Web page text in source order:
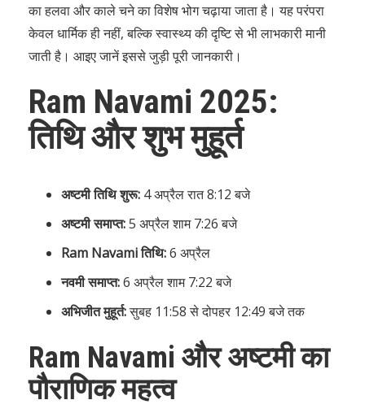
का हलवा और काले चने का विशेष भोग चढ़ाया जाता है। यह परंपरा
केवल धार्मिक ही नहीं, बल्कि स्वास्थ्य की दृष्टि से भी लाभकारी मानी
जाती है। आइए जानें इससे जुड़ी पूरी जानकारी।
Ram Navami 2025:
तिथि और शुभ मुहूर्त
अष्टमी तिथि शुरू: 4 अप्रैल रात 8:12 बजे
अष्टमी समाप्त:5 अप्रैल शाम 7:26 बजे
Ram Navami तिथि:6 अप्रैल
नवमी समाप्त:6 अप्रैल शाम 7:22 बजे
अभिजीत मुहूर्त:सुबह 11:58 से दोपहर 12:49 बजे तक
Ram Navami और अष्टमी का
पौराणिक महत्व